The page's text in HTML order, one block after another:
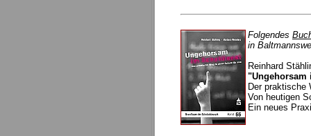
Folgendes
in
Reinhard
Der praktische
Von heutigen
Ein neues